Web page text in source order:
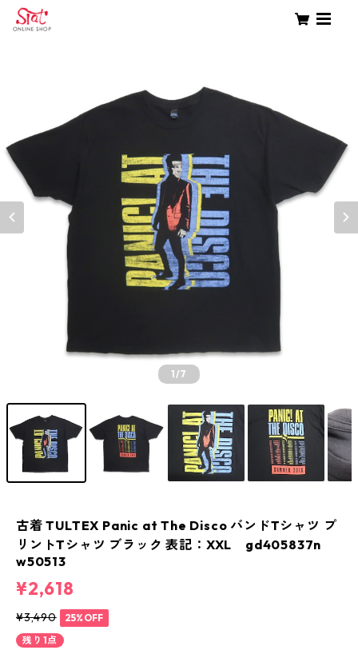
1/7
古着 TULTEX Panic at The Disco バンドTシャツ プ
リントTシャツ ブラック 表記：XXL gd405837n
w50513
¥2,618
¥3,490
25%OFF
残り1点